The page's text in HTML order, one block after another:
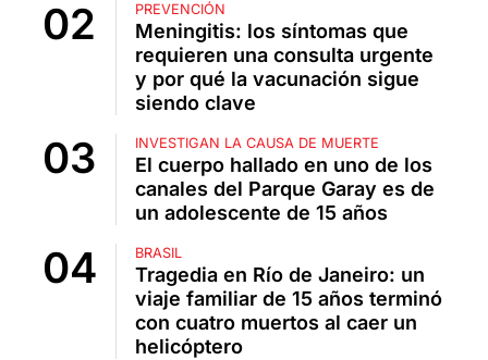
PREVENCIÓN
Meningitis: los síntomas que
requieren una consulta urgente
y por qué la vacunación sigue
siendo clave
INVESTIGAN LA CAUSA DE MUERTE
El cuerpo hallado en uno de los
canales del Parque Garay es de
un adolescente de 15 años
BRASIL
Tragedia en Río de Janeiro: un
viaje familiar de 15 años terminó
con cuatro muertos al caer un
helicóptero